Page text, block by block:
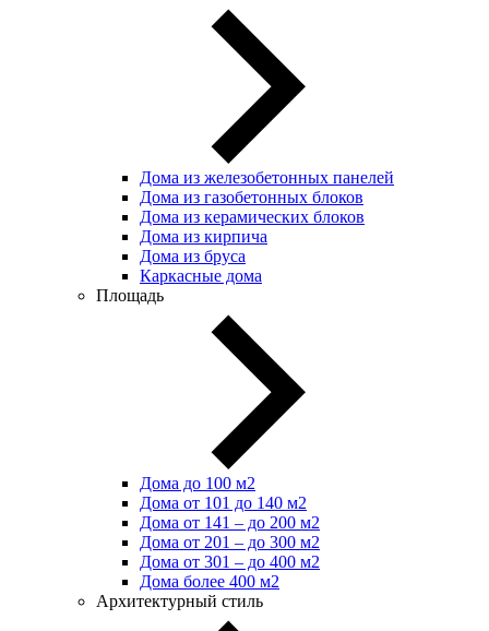
Дома из железобетонных панелей
Дома из газобетонных блоков
Дома из керамических блоков
Дома из кирпича
Дома из бруса
Каркасные дома
Площадь
Дома до 100 м2
Дома от 101 до 140 м2
Дома от 141 – до 200 м2
Дома от 201 – до 300 м2
Дома от 301 – до 400 м2
Дома более 400 м2
Архитектурный стиль